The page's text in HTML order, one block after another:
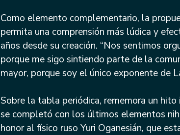
Como elemento complementario, la
permita una comprensión más lúdica y
años desde su creación. “Nos sentimos
porque me sigo sintiendo parte de la
mayor, porque soy el único exponente de
Sobre la tabla periódica, rememora un
se completó con los últimos elementos
honor al físico ruso Yuri Oganesián, que